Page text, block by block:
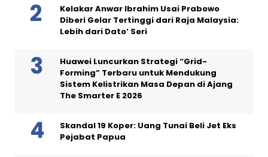
Kelakar Anwar Ibrahim Usai Prabowo
Diberi Gelar Tertinggi dari Raja Malaysia:
Lebih dari Dato’ Seri
Huawei Luncurkan Strategi “Grid-
Forming” Terbaru untuk Mendukung
Sistem Kelistrikan Masa Depan di Ajang
The Smarter E 2026
Skandal 19 Koper: Uang Tunai Beli Jet Eks
Pejabat Papua